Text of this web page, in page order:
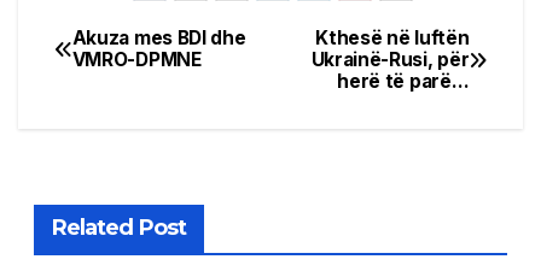
Post
Kthesë në luftën
Ukrainë-Rusi, për
herë të parë…
Akuza mes BDI dhe
VMRO-DPMNE
Related Post